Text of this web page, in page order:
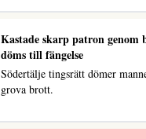
Kastade skarp patron genom
döms till fängelse
Södertälje tingsrätt dömer
grova brott.